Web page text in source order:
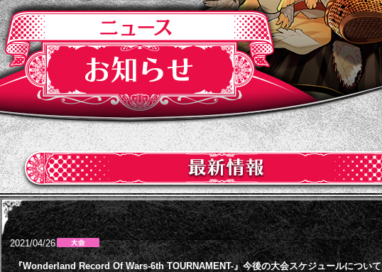
2021/04/26
『Wonderland Record Of Wars-6th TOURNAMENT-』今後の大会スケジュールについて